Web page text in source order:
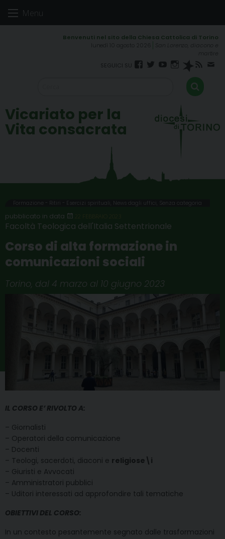
Menu
lunedì 10 agosto 2026
Facebook
TwitterYouTube
Instagram
Spreaker
RSS
FEED
Vicariato per la
Vita consacrata
Formazione - Ritiri - Esercizi spirituali News dagli uffici
Senza categoria
Facoltà Teologica dell'Italia Settentrionale
Corso di alta formazione in
comunicazioni sociali
Torino, dal 4 marzo al 10 giugno 2023
IL CORSO E’ RIVOLTO A:
– Giornalisti
– Operatori della comunicazione
– Docenti
– Teologi, sacerdoti, diaconi e religiose\i
– Giuristi e Avvocati
– Amministratori pubblici
– Uditori interessati ad approfondire tali tematiche
OBIETTIVI DEL CORSO:
In un contesto pesantemente segnato dalle trasformazioni